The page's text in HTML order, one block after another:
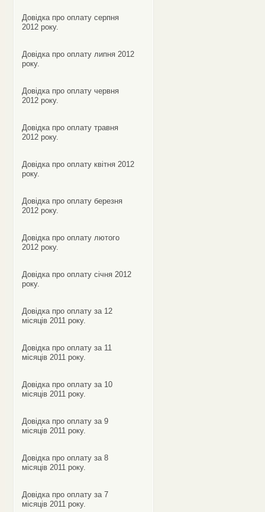
Довідка про оплату серпня
2012 року.
Довідка про оплату липня 2012
року.
Довідка про оплату червня
2012 року.
Довідка про оплату травня
2012 року.
Довідка про оплату квітня 2012
року.
Довідка про оплату березня
2012 року.
Довідка про оплату лютого
2012 року.
Довідка про оплату січня 2012
року.
Довідка про оплату за 12
місяців 2011 року.
Довідка про оплату за 11
місяців 2011 року.
Довідка про оплату за 10
місяців 2011 року.
Довідка про оплату за 9
місяців 2011 року.
Довідка про оплату за 8
місяців 2011 року.
Довідка про оплату за 7
місяців 2011 року.